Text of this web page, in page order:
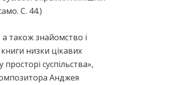
С. 44.)
також знайомство і
низки цікавих
суспільства»,
Анджея